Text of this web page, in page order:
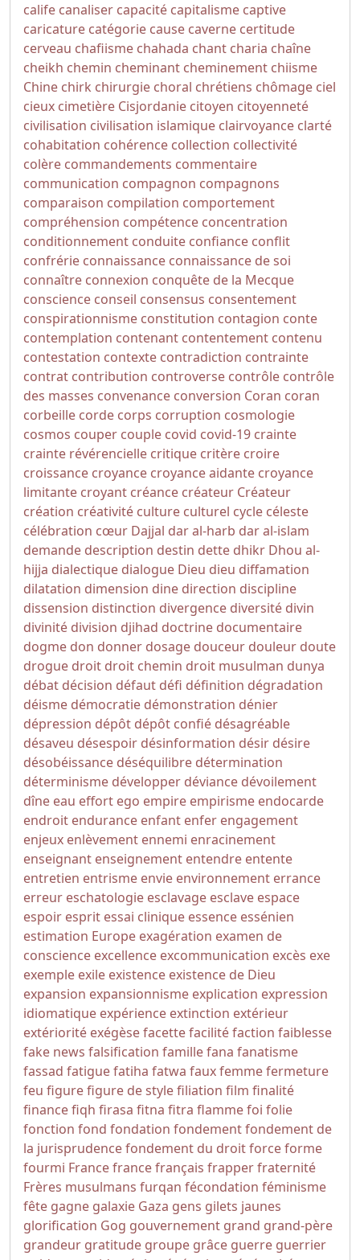
calife canaliser capacité capitalisme captive
caricature catégorie cause caverne certitude
cerveau chafiisme chahada chant charia chaîne
cheikh chemin cheminant cheminement chiisme
Chine chirk chirurgie choral chrétiens chômage ciel
cieux cimetière Cisjordanie citoyen citoyenneté
civilisation civilisation islamique clairvoyance clarté
cohabitation cohérence collection collectivité
colère commandements commentaire
communication compagnon compagnons
comparaison compilation comportement
compréhension compétence concentration
conditionnement conduite confiance conflit
confrérie connaissance connaissance de soi
connaître connexion conquête de la Mecque
conscience conseil consensus consentement
conspirationnisme constitution contagion conte
contemplation contenant contentement contenu
contestation contexte contradiction contrainte
contrat contribution controverse contrôle contrôle
des masses convenance conversion Coran coran
corbeille corde corps corruption cosmologie
cosmos couper couple covid covid-19 crainte
crainte révérencielle critique critère croire
croissance croyance croyance aidante croyance
limitante croyant créance créateur Créateur
création créativité culture culturel cycle céleste
célébration cœur Dajjal dar al-harb dar al-islam
demande description destin dette dhikr Dhou al-
hijja dialectique dialogue Dieu dieu diffamation
dilatation dimension dine direction discipline
dissension distinction divergence diversité divin
divinité division djihad doctrine documentaire
dogme don donner dosage douceur douleur doute
drogue droit droit chemin droit musulman dunya
débat décision défaut défi définition dégradation
déisme démocratie démonstration dénier
dépression dépôt dépôt confié désagréable
désaveu désespoir désinformation désir désire
désobéissance déséquilibre détermination
déterminisme développer déviance dévoilement
dîne eau effort ego empire empirisme endocarde
endroit endurance enfant enfer engagement
enjeux enlèvement ennemi enracinement
enseignant enseignement entendre entente
entretien entrisme envie environnement errance
erreur eschatologie esclavage esclave espace
espoir esprit essai clinique essence essénien
estimation Europe exagération examen de
conscience excellence excommunication excès exe
exemple exile existence existence de Dieu
expansion expansionnisme explication expression
idiomatique expérience extinction extérieur
extériorité exégèsefacettefacilitéfaction faiblesse
fake news falsification famillefana fanatisme
fassad fatiguefatiha fatwa fauxfemmefermeture
feu figurefigure de stylefiliation film finalité
financefiqh firasa fitna fitra flammefoi folie
fonction fond fondation fondementfondement de
la jurisprudencefondement du droitforceforme
fourmi Francefrancefrançais frapperfraternité
Frères musulmans furqan fécondation féminisme
fête gagne galaxie Gaza gens gilets jaunes
glorification Gog gouvernement grand grand-père
grandeur gratitude groupe grâce guerre guerrier